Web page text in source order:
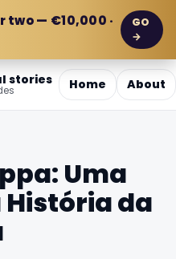
two — €10,000 ·
GO
→
stories Home About
Uma
da